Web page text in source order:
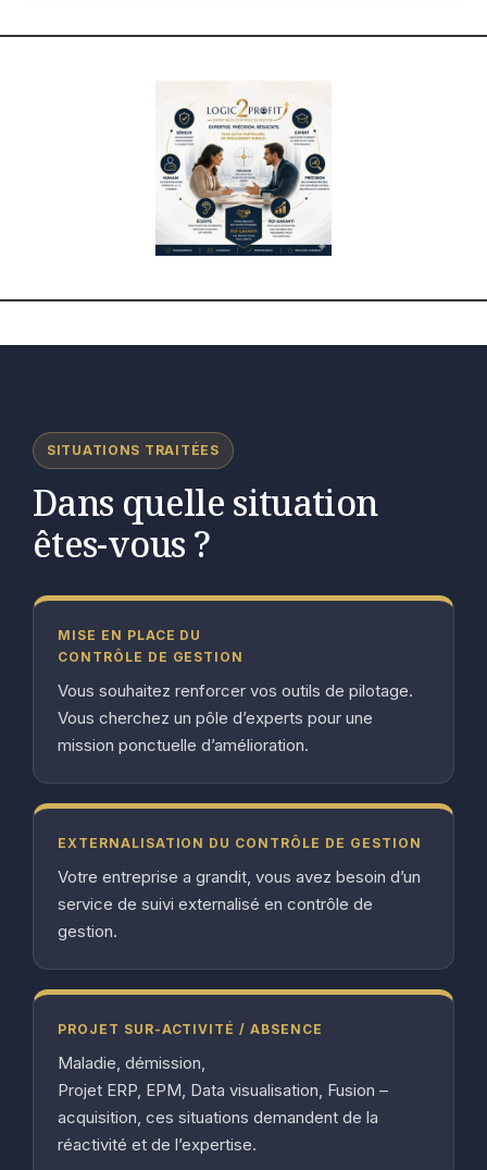
SITUATIONS TRAITÉES
Dans quelle situation
êtes-vous ?
MISE EN PLACE DU
CONTRÔLE DE GESTION
Vous souhaitez renforcer vos outils de pilotage.
Vous cherchez un pôle d’experts pour une
mission ponctuelle d’amélioration.
EXTERNALISATION DU CONTRÔLE DE GESTION
Votre entreprise a grandit, vous avez besoin d’un
service de suivi externalisé en contrôle de
gestion.
PROJET SUR-ACTIVITÉ / ABSENCE
Maladie, démission,
Projet ERP, EPM, Data visualisation, Fusion –
acquisition, ces situations demandent de la
réactivité et de l’expertise.